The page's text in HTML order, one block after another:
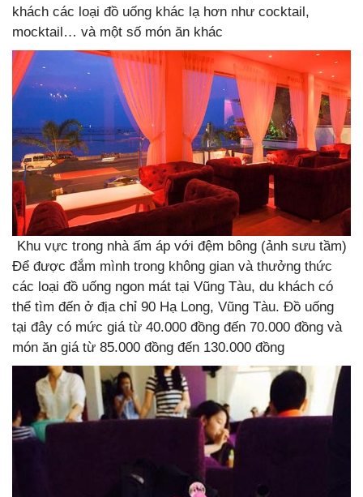
khách các loại đồ uống khác lạ hơn như cocktail,
mocktail… và một số món ăn khác
Khu vực trong nhà ấm áp với đệm bông (ảnh sưu tầm)
Để được đắm mình trong không gian và thưởng thức
các loại đồ uống ngon mát tại Vũng Tàu, du khách có
thể tìm đến ở địa chỉ 90 Hạ Long, Vũng Tàu. Đồ uống
tại đây có mức giá từ 40.000 đồng đến 70.000 đồng và
món ăn giá từ 85.000 đồng đến 130.000 đồng